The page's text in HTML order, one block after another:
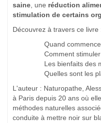
saine, une réduction
stimulation de certains
Découvrez à travers ce livre
Quand
Comment
Les bienfaits des
Quelles sont les
L'auteur : Naturopathe,
à Paris depuis 20 ans où
méthodes naturelles
conduite à mettre noir sur